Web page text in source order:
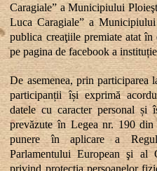
Caragiale” a Municipiului
Luca Caragiale” a
publica creaţiile premiate atat
pe pagina de facebook a
De asemenea, prin participarea
participanții își exprimă
datele cu caracter personal și
prevăzute în Legea nr. 190
punere în aplicare a
Parlamentului European şi